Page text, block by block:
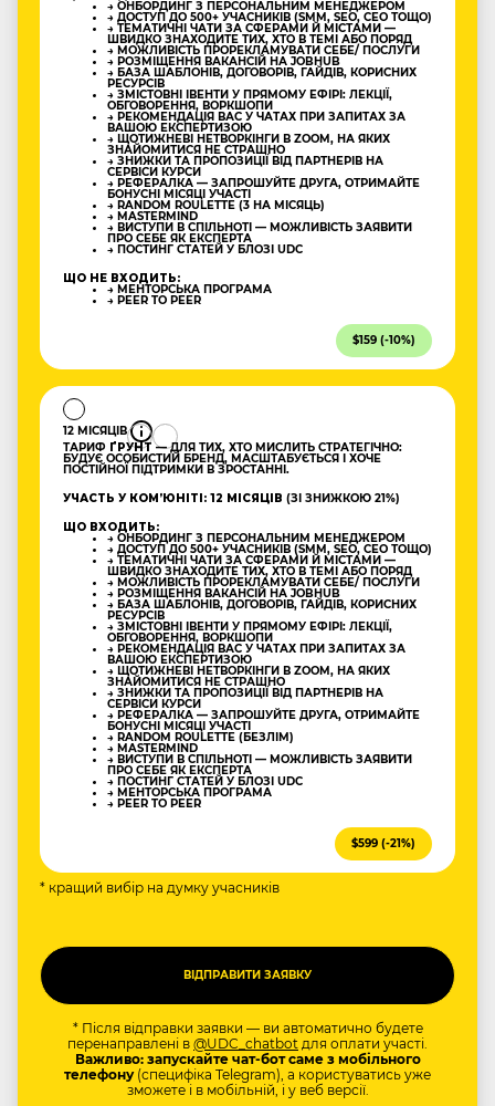
→ ОНБОРДИНГ З ПЕРСОНАЛЬНИМ МЕНЕДЖЕРОМ
→ ДОСТУП ДО 500+ УЧАСНИКІВ (SMM, SEO, CEO ТОЩО)
→ ТЕМАТИЧНІ ЧАТИ ЗА СФЕРАМИ Й МІСТАМИ —
ШВИДКО ЗНАХОДИТЕ ТИХ, ХТО В ТЕМІ АБО ПОРЯД
→ МОЖЛИВІСТЬ ПРОРЕКЛАМУВАТИ СЕБЕ/ ПОСЛУГИ
→ РОЗМІЩЕННЯ ВАКАНСІЙ НА JOBHUB
→ БАЗА ШАБЛОНІВ, ДОГОВОРІВ, ГАЙДІВ, КОРИСНИХ
РЕСУРСІВ
→ ЗМІСТОВНІ ІВЕНТИ У ПРЯМОМУ ЕФІРІ: ЛЕКЦІЇ,
ОБГОВОРЕННЯ, ВОРКШОПИ
→ РЕКОМЕНДАЦІЯ ВАС У ЧАТАХ ПРИ ЗАПИТАХ ЗА
ВАШОЮ ЕКСПЕРТИЗОЮ
→ ЩОТИЖНЕВІ НЕТВОРКІНГИ В ZOOM, НА ЯКИХ
ЗНАЙОМИТИСЯ НЕ СТРАШНО
→ ЗНИЖКИ ТА ПРОПОЗИЦІЇ ВІД ПАРТНЕРІВ НА
СЕРВІСИ КУРСИ
→ РЕФЕРАЛКА — ЗАПРОШУЙТЕ ДРУГА, ОТРИМАЙТЕ
БОНУСНІ МІСЯЦІ УЧАСТІ
→ RANDOM ROULETTE (3 НА МІСЯЦЬ)
→ MASTERMIND
→ ВИСТУПИ В СПІЛЬНОТІ — МОЖЛИВІСТЬ ЗАЯВИТИ
ПРО СЕБЕ ЯК ЕКСПЕРТА
→ ПОСТИНГ СТАТЕЙ У БЛОЗІ UDC
ЩО НЕ ВХОДИТЬ:
→ МЕНТОРСЬКА ПРОГРАМА
→ PEER TO PEER
$159 (-10%)
12 МІСЯЦІВ
ТАРИФ ҐРУНТ — ДЛЯ ТИХ, ХТО МИСЛИТЬ СТРАТЕГІЧНО:
БУДУЄ ОСОБИСТИЙ БРЕНД, МАСШТАБУЄТЬСЯ І ХОЧЕ
ПОСТІЙНОЇ ПІДТРИМКИ В ЗРОСТАННІ.
УЧАСТЬ У КОМʼЮНІТІ: 12 МІСЯЦІВ (ЗІ ЗНИЖКОЮ 21%)
ЩО ВХОДИТЬ:
→ ОНБОРДИНГ З ПЕРСОНАЛЬНИМ МЕНЕДЖЕРОМ
→ ДОСТУП ДО 500+ УЧАСНИКІВ (SMM, SEO, CEO ТОЩО)
→ ТЕМАТИЧНІ ЧАТИ ЗА СФЕРАМИ Й МІСТАМИ —
ШВИДКО ЗНАХОДИТЕ ТИХ, ХТО В ТЕМІ АБО ПОРЯД
→ МОЖЛИВІСТЬ ПРОРЕКЛАМУВАТИ СЕБЕ/ ПОСЛУГИ
→ РОЗМІЩЕННЯ ВАКАНСІЙ НА JOBHUB
→ БАЗА ШАБЛОНІВ, ДОГОВОРІВ, ГАЙДІВ, КОРИСНИХ
РЕСУРСІВ
→ ЗМІСТОВНІ ІВЕНТИ У ПРЯМОМУ ЕФІРІ: ЛЕКЦІЇ,
ОБГОВОРЕННЯ, ВОРКШОПИ
→ РЕКОМЕНДАЦІЯ ВАС У ЧАТАХ ПРИ ЗАПИТАХ ЗА
ВАШОЮ ЕКСПЕРТИЗОЮ
→ ЩОТИЖНЕВІ НЕТВОРКІНГИ В ZOOM, НА ЯКИХ
ЗНАЙОМИТИСЯ НЕ СТРАШНО
→ ЗНИЖКИ ТА ПРОПОЗИЦІЇ ВІД ПАРТНЕРІВ НА
СЕРВІСИ КУРСИ
→ РЕФЕРАЛКА — ЗАПРОШУЙТЕ ДРУГА, ОТРИМАЙТЕ
БОНУСНІ МІСЯЦІ УЧАСТІ
→ RANDOM ROULETTE (БЕЗЛІМ)
→ MASTERMIND
→ ВИСТУПИ В СПІЛЬНОТІ — МОЖЛИВІСТЬ ЗАЯВИТИ
ПРО СЕБЕ ЯК ЕКСПЕРТА
→ ПОСТИНГ СТАТЕЙ У БЛОЗІ UDC
→ МЕНТОРСЬКА ПРОГРАМА
→ PEER TO PEER
$599 (-21%)
* кращий вибір на думку учасників
* Після відправки заявки — ви автоматично будете
перенаправлені в @UDC_chatbot для оплати участі.
Важливо: запускайте чат-бот саме з мобільного
телефону(специфіка Telegram), а користуватись уже
зможете і в мобільній, і у веб версії.